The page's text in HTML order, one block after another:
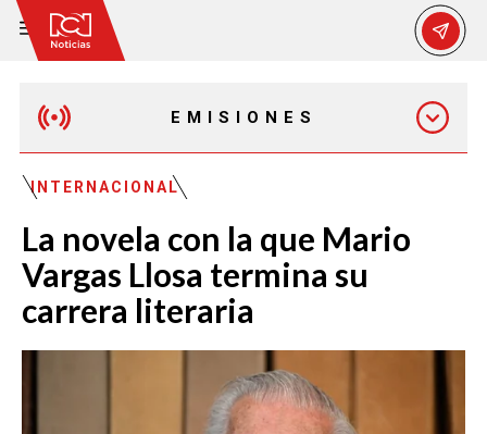
EMISIONES
EMISIÓN 7:00 PM
INTERNACIONAL
La novela con la que Mario
Vargas Llosa termina su
carrera literaria